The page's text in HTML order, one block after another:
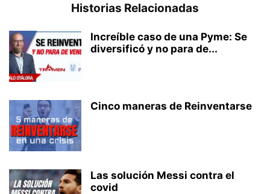
Historias Relacionadas
Increíble caso de una Pyme: Se
diversificó y no para de...
Cinco maneras de Reinventarse
Las solución Messi contra el
covid